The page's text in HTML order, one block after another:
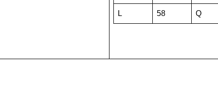
L 58 Q